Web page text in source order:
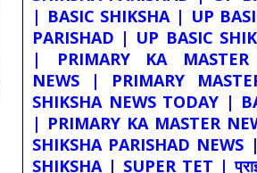
| BASIC SHIKSHA | UP
PARISHAD | UP BASIC
| PRIMARY KA MASTER
NEWS | PRIMARY
SHIKSHA NEWS TODAY |
| PRIMARY KA MASTER
SHIKSHA PARISHAD NEWS
SHIKSHA | SUPER TET |